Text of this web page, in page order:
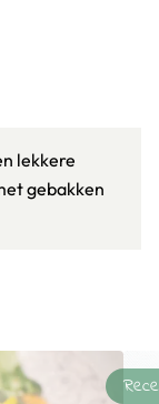
lekkere
gebakken